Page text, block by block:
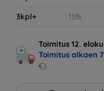
3kpl+
15%
Toimitus 12.
Toimitus alkaen
€)